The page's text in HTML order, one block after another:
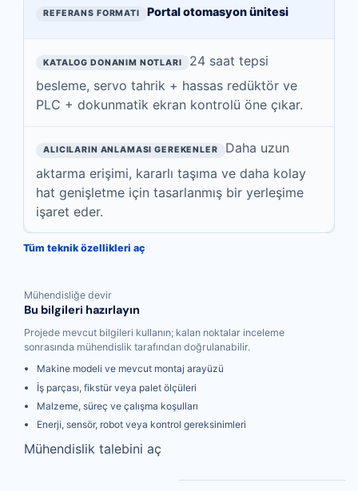
Portal otomasyon ünitesi
24 saat tepsi
besleme, servo tahrik + hassas redüktör ve
PLC + dokunmatik ekran kontrolü öne çıkar.
Daha uzun
aktarma erişimi, kararlı taşıma ve daha kolay
hat genişletme için tasarlanmış bir yerleşime
işaret eder.
Tüm teknik özellikleri aç
Mühendisliğe devir
Bu bilgileri hazırlayın
Projede mevcut bilgileri kullanın; kalan noktalar inceleme
sonrasında mühendislik tarafından doğrulanabilir.
Makine modeli ve mevcut montaj arayüzü
İş parçası, fikstür veya palet ölçüleri
Malzeme, süreç ve çalışma koşulları
Enerji, sensör, robot veya kontrol gereksinimleri
Mühendislik talebini aç